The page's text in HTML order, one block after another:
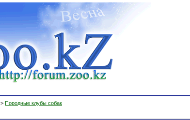
> Породные клубы собак